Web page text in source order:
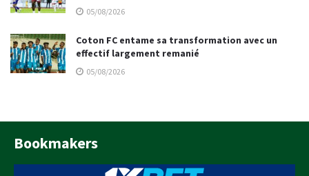
05/08/2026
Coton FC entame sa transformation avec un
effectif largement remanié
05/08/2026
Bookmakers